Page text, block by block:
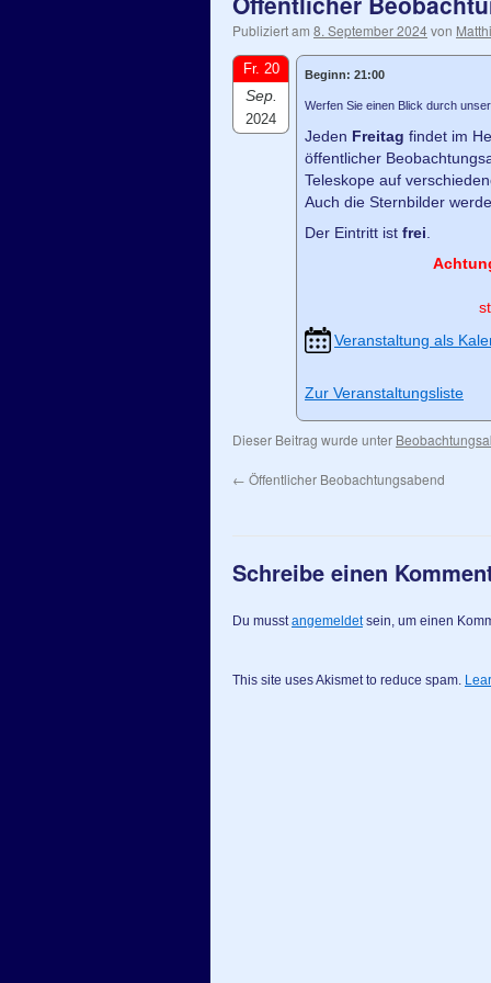
Publiziert am 8. September 2024von
Fr. 20
Sep.
2024
Beginn: 21:00
Werfen Sie einen Blick durch
Jeden Freitag findet im
öffentlicher
Teleskope auf
Auch die Sternbilder
Der Eintritt ist frei
Veranstaltung als
Zur Veranstaltungsliste
Dieser Beitrag wurde unter
← Öffentlicher Beobachtungsabend
Schreibe einen
Du musstangemeldetsein, um einen
This site uses Akismet to reduce spam.